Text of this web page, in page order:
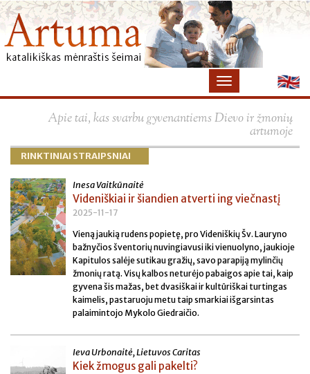
Apie tai, kas svarbu gyvenantiems Dievo ir žmonių
artumoje
RINKTINIAI STRAIPSNIAI
Inesa Vaitkūnaitė
Videniškiai ir šiandien atverti ing viečnastį
2025-11-17
Vieną jaukią rudens popietę, pro Videniškių Šv. Lauryno
bažnyčios šventorių nuvingiavusi iki vienuolyno, jaukioje
Kapitulos salėje sutikau gražių, savo parapiją mylinčių
žmonių ratą. Visų kalbos neturėjo pabaigos apie tai, kaip
gyvena šis mažas, bet dvasiškai ir kultūriškai turtingas
kaimelis, pastaruoju metu taip smarkiai išgarsintas
palaimintojo Mykolo Giedraičio.
Ieva Urbonaitė, Lietuvos Caritas
Kiek žmogus gali pakelti?
×